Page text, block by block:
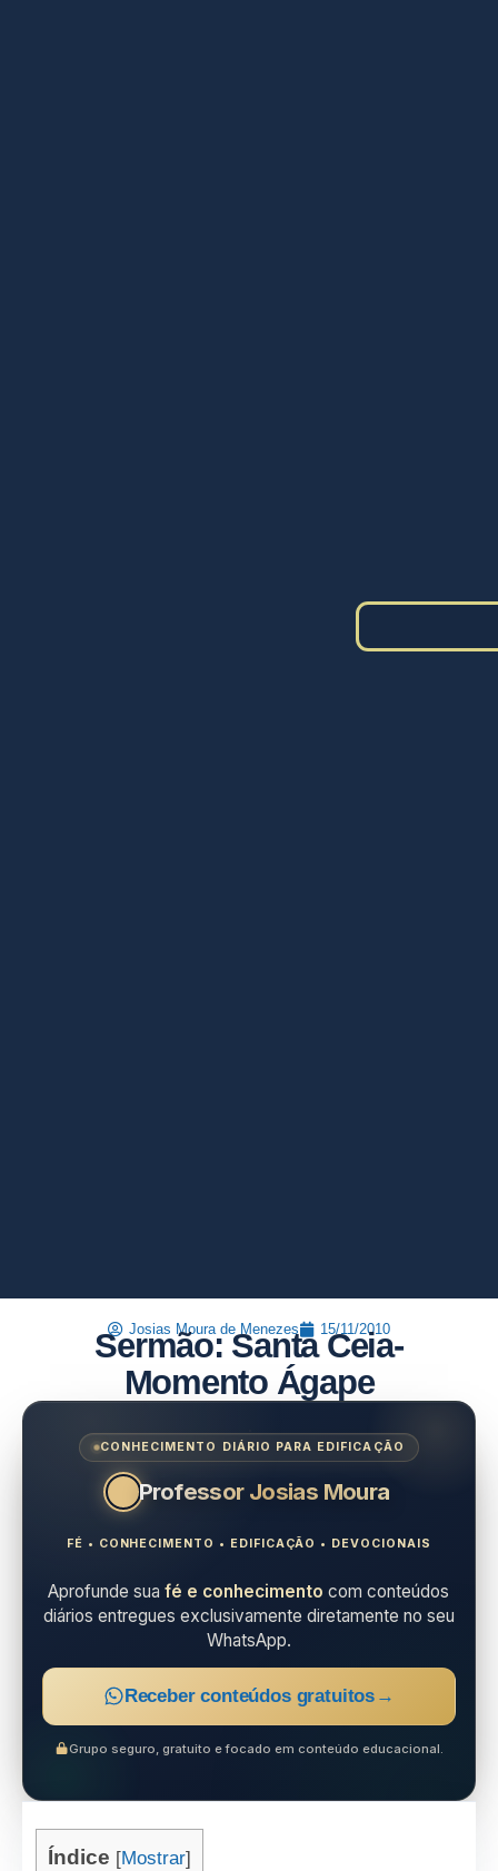
Josias Moura de Menezes 15/11/2010
Sermão: Santa Ceia-
Momento Ágape
CONHECIMENTO DIÁRIO PARA EDIFICAÇÃO
Professor Josias Moura
FÉ • CONHECIMENTO • EDIFICAÇÃO • DEVOCIONAIS
Aprofunde suafé e conhecimento com conteúdos
diários entregues exclusivamente diretamente no seu
WhatsApp.
Receber conteúdos gratuitos →
Grupo seguro, gratuito e focado em conteúdo educacional.
Índice [Mostrar]